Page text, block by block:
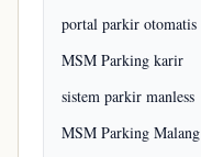
portal parkir otomatis
MSM Parking karir
sistem parkir manless
MSM Parking Malang